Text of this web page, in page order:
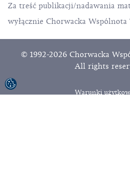
Za treść publikacji/nadawania
wyłącznie Chorwacka Wspólnota
© 1992-2026 Chorwacka
All rights
Warunki